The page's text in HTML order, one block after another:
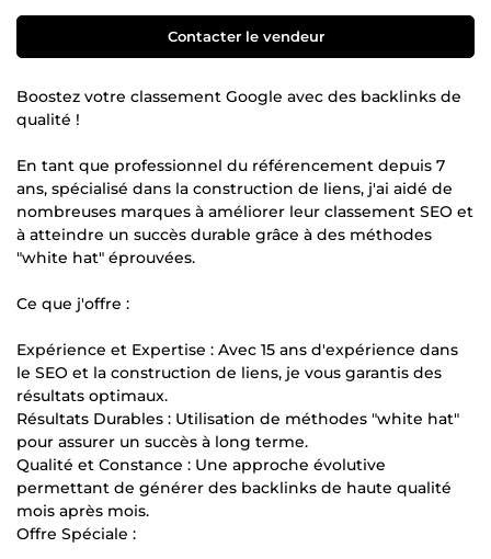
Contacter le vendeur
Boostez votre classement Google avec des backlinks de
qualité !
En tant que professionnel du référencement depuis 7
ans, spécialisé dans la construction de liens, j'ai aidé de
nombreuses marques à améliorer leur classement SEO et
à atteindre un succès durable grâce à des méthodes
"white hat" éprouvées.
Ce que j'offre :
Expérience et Expertise : Avec 15 ans d'expérience dans
le SEO et la construction de liens, je vous garantis des
résultats optimaux.
Résultats Durables : Utilisation de méthodes "white hat"
pour assurer un succès à long terme.
Qualité et Constance : Une approche évolutive
permettant de générer des backlinks de haute qualité
mois après mois.
Offre Spéciale :